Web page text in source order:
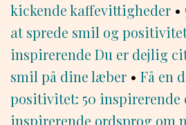
kickende kaffevittigheder •
at sprede smil og
inspirerende Du er dejlig
smil på dine læber • Få en
positivitet: 50 inspirerende
inspirerende ordsprog om